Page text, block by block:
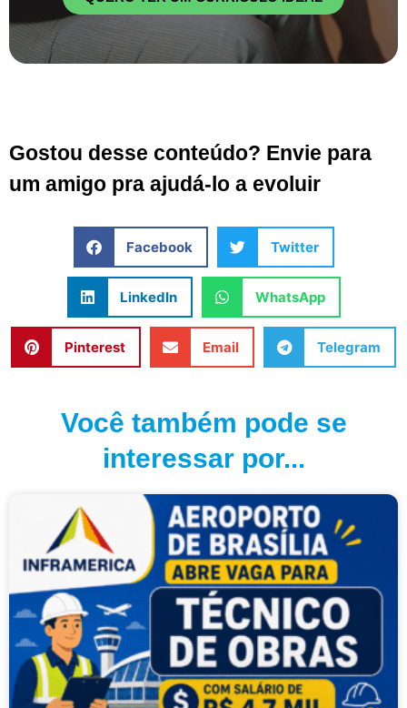
Gostou desse conteúdo? Envie para
um amigo pra ajudá-lo a evoluir
Facebook Twitter
LinkedIn WhatsApp
Pinterest Email Telegram
Você também pode se
interessar por...